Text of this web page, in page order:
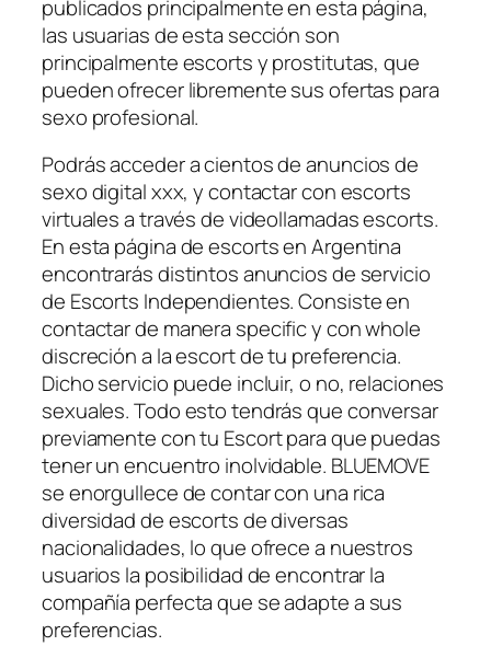
publicados principalmente en esta página,
las usuarias de esta sección son
principalmente escorts y prostitutas, que
pueden ofrecer libremente sus ofertas para
sexo profesional.
Podrás acceder a cientos de anuncios de
sexo digital xxx, y contactar con escorts
virtuales a través de videollamadas escorts.
En esta página de escorts en Argentina
encontrarás distintos anuncios de servicio
de Escorts Independientes. Consiste en
contactar de manera specific y con whole
discreción a la escort de tu preferencia.
Dicho servicio puede incluir, o no, relaciones
sexuales. Todo esto tendrás que conversar
previamente con tu Escort para que puedas
tener un encuentro inolvidable. BLUEMOVE
se enorgullece de contar con una rica
diversidad de escorts de diversas
nacionalidades, lo que ofrece a nuestros
usuarios la posibilidad de encontrar la
compañía perfecta que se adapte a sus
preferencias.